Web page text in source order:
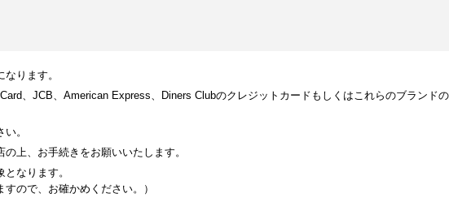
ります。
、JCB、American Express、Diners Clubのクレジットカードもしくはこれらのブランド
。
上、お手続きをお願いいたします。
なります。
ので、お確かめください。）